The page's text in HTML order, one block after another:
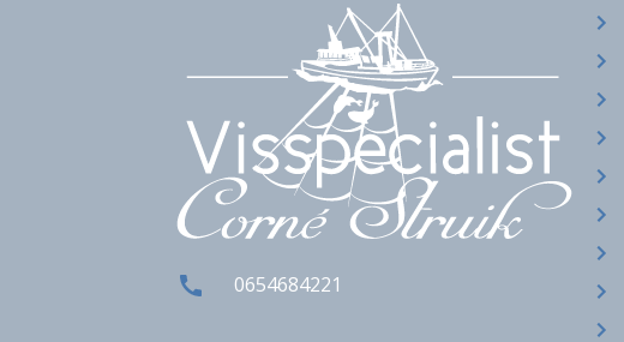
0654684221